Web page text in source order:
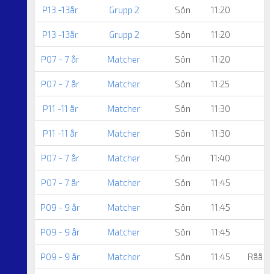
P13 -13år Grupp 2 Sön 11:20
P13 -13år Grupp 2 Sön 11:20
P07 - 7 år Matcher Sön 11:20
P07 - 7 år Matcher Sön 11:25
P11 -11 år Matcher Sön 11:30
P11 -11 år Matcher Sön 11:30
P07 - 7 år Matcher Sön 11:40
P07 - 7 år Matcher Sön 11:45
P09 - 9 år Matcher Sön 11:45
P09 - 9 år Matcher Sön 11:45
P09 - 9 år Matcher Sön 11:45 Råå